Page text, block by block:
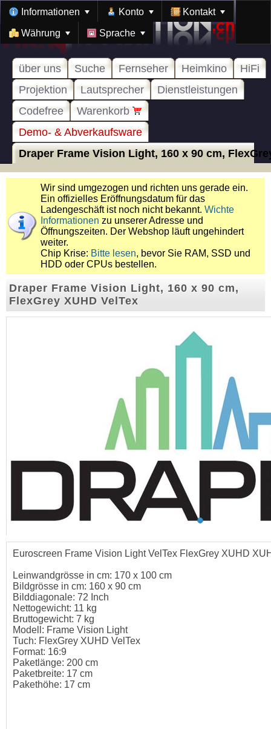
Informationen Konto Kontakt
Währung Sprache
über uns Suche Fernseher Heimkino
HiFi
Projektion
Lautsprecher
Dienstleistungen
Codefree
Warenkorb
Demo- & Abverkaufsware
Draper Frame Vision Light, 160 x 90 cm,
Wir sind umgezogen und richten uns gerade ein.
Ein offizielles Eröffnungsdatum für das
Ladengeschäft ist noch nicht bekannt. Wichte
Informationen zu unserer Adresse und
Öffnungszeiten. Der Webshop läuft ungehindert
weiter.
Chip Krise: Bitte lesen, bevor Sie RAM, SSD und
HDD oder CPUs bestellen.
Draper Frame Vision Light, 160 x 90 cm,
FlexGrey XUHD VelTex
Euroscreen Frame Vision Light VelTex FlexGrey XUHD
Leinwandgrösse in cm: 170 x 100 cm
Bildgrösse in cm: 160 x 90 cm
Bilddiagonale: 72 Inch
Nettogewicht: 11 kg
Bruttogewicht: 7 kg
Modell: Frame Vision Light
Tuch: FlexGrey XUHD VelTex
Format: 16:9
Paketlänge: 200 cm
Paketbreite: 17 cm
Pakethöhe: 17 cm